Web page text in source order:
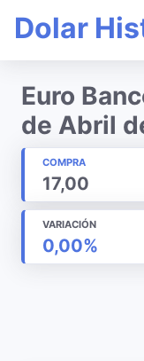
Dolar
Euro
de Abril
COMPRA
17,00
VARIACIÓN
0,00%